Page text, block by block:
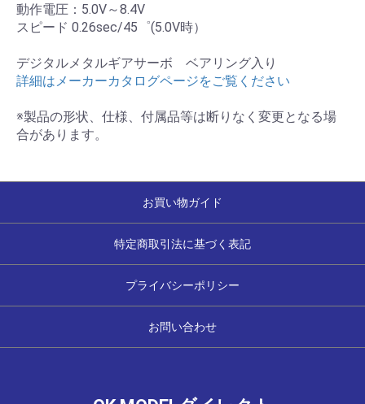
動作電圧：5.0V～8.4V
スピード 0.26sec/45゜(5.0V時）
デジタルメタルギアサーボ ベアリング入り
詳細はメーカーカタログページをご覧ください
※製品の形状、仕様、付属品等は断りなく変更となる場
合があります。
お買い物ガイド
特定商取引法に基づく表記
プライバシーポリシー
お問い合わせ